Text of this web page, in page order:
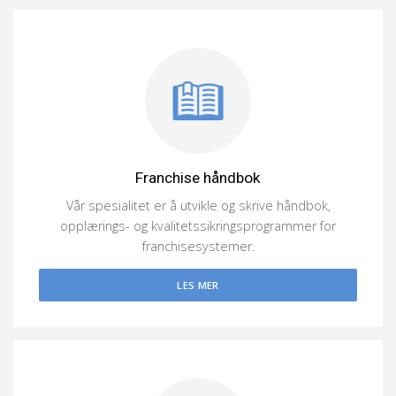
Franchise håndbok
Vår spesialitet er å utvikle og skrive håndbok,
opplærings- og kvalitetssikringsprogrammer for
franchisesystemer.
LES MER